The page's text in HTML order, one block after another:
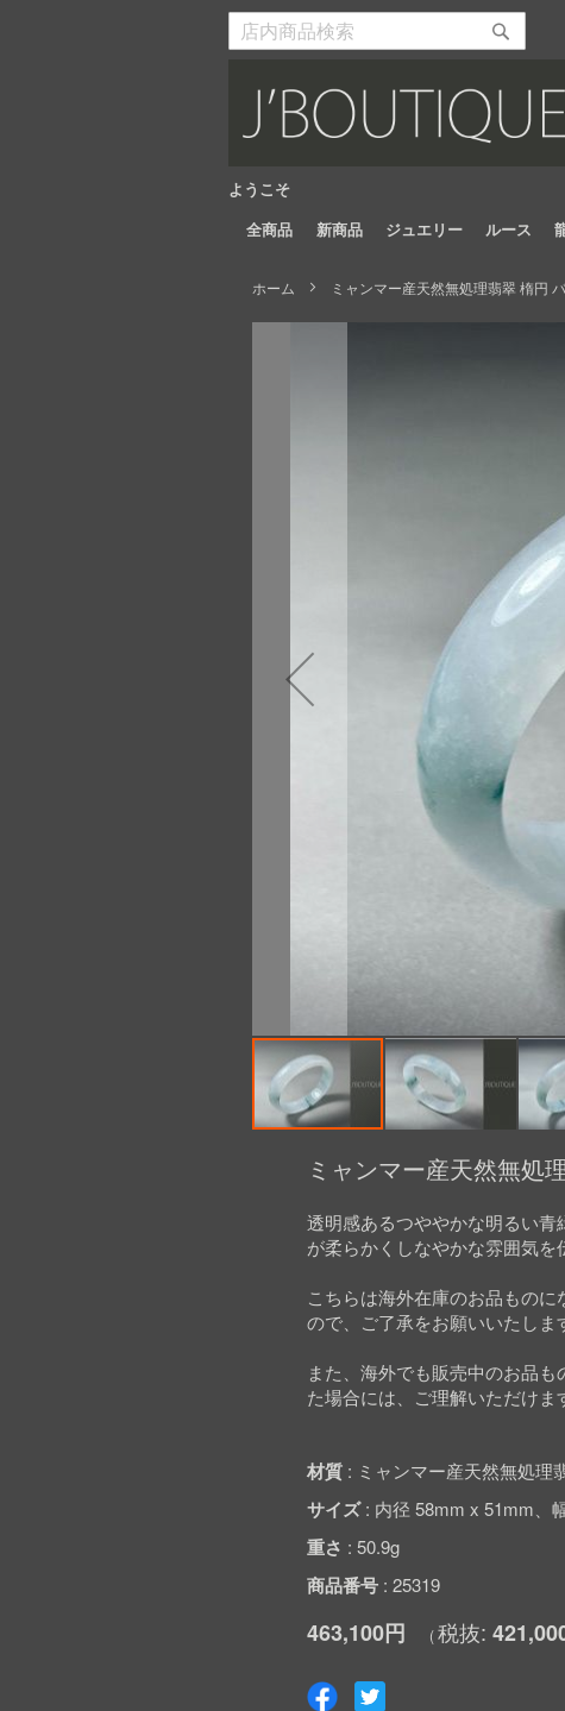
Skip
ようこそ
検
検
始
全商品 新商品 ジュエリー ルース
ホーム ミャンマー産天然無処理翡翠 楕円
ミャンマー産天然無処
透明感あるつややかな明るい
が柔らかくしなやかな雰囲気を
こちらは海外在庫のお品もの
ので、ご了承をお願いいたしま
また、海外でも販売中のお品
た場合には、ご理解いただけま
材質 ミャンマー産天然無処理
サイズ 内径 58mm x 51mm、
重さ 50.9g
商品番号 25319
463,100円